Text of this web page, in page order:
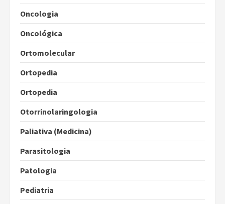
Oncologia
Oncológica
Ortomolecular
Ortopedia
Ortopedia
Otorrinolaringologia
Paliativa (Medicina)
Parasitologia
Patologia
Pediatria